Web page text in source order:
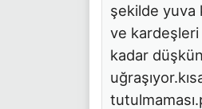
şekilde yuva
ve kardeşleri
kadar